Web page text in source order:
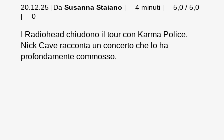
20.12.25 | DaSusanna Staiano | 4 minuti | 5,0 / 5,0
| 0
I Radiohead chiudono il tour con Karma Police.
Nick Cave racconta un concerto che lo ha
profondamente commosso.